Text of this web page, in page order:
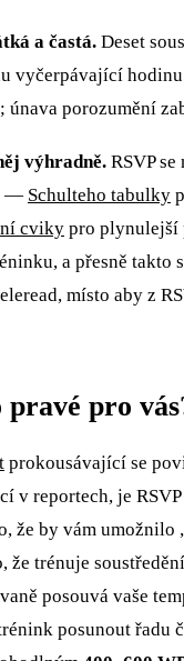
a častá. Deset
vyčerpávající hodinu
únava porozumění
výhradně. RSVP
— Schulteho tabulky
cviky pro plynulejší
a přesně
místo aby z
pravé pro
prokousávající se
v reportech, je
že by vám umožnilo
že trénuje
posouvá vaše
posunout řadu